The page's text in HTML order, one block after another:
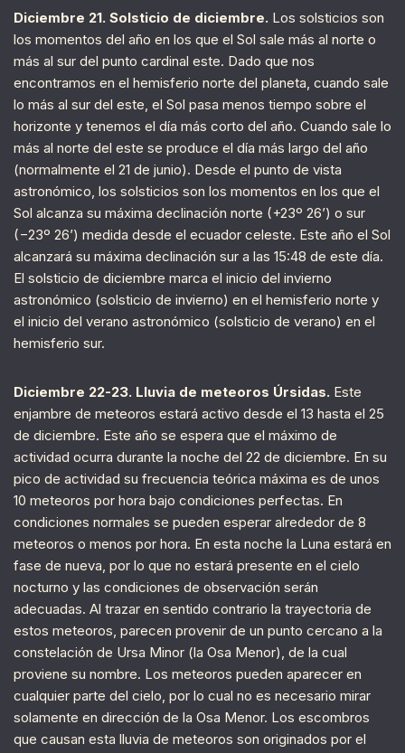
Diciembre 21. Solsticio de diciembre. Los solsticios son
los momentos del año en los que el Sol sale más al norte o
más al sur del punto cardinal este. Dado que nos
encontramos en el hemisferio norte del planeta, cuando sale
lo más al sur del este, el Sol pasa menos tiempo sobre el
horizonte y tenemos el día más corto del año. Cuando sale lo
más al norte del este se produce el día más largo del año
(normalmente el 21 de junio). Desde el punto de vista
astronómico, los solsticios son los momentos en los que el
Sol alcanza su máxima declinación norte (+23º 26’) o sur
(−23º 26’) medida desde el ecuador celeste. Este año el Sol
alcanzará su máxima declinación sur a las 15:48 de este día.
El solsticio de diciembre marca el inicio del invierno
astronómico (solsticio de invierno) en el hemisferio norte y
el inicio del verano astronómico (solsticio de verano) en el
hemisferio sur.
Diciembre 22-23. Lluvia de meteoros Úrsidas. Este
enjambre de meteoros estará activo desde el 13 hasta el 25
de diciembre. Este año se espera que el máximo de
actividad ocurra durante la noche del 22 de diciembre. En su
pico de actividad su frecuencia teórica máxima es de unos
10 meteoros por hora bajo condiciones perfectas. En
condiciones normales se pueden esperar alrededor de 8
meteoros o menos por hora. En esta noche la Luna estará en
fase de nueva, por lo que no estará presente en el cielo
nocturno y las condiciones de observación serán
adecuadas. Al trazar en sentido contrario la trayectoria de
estos meteoros, parecen provenir de un punto cercano a la
constelación de Ursa Minor (la Osa Menor), de la cual
proviene su nombre. Los meteoros pueden aparecer en
cualquier parte del cielo, por lo cual no es necesario mirar
solamente en dirección de la Osa Menor. Los escombros
que causan esta lluvia de meteoros son originados por el